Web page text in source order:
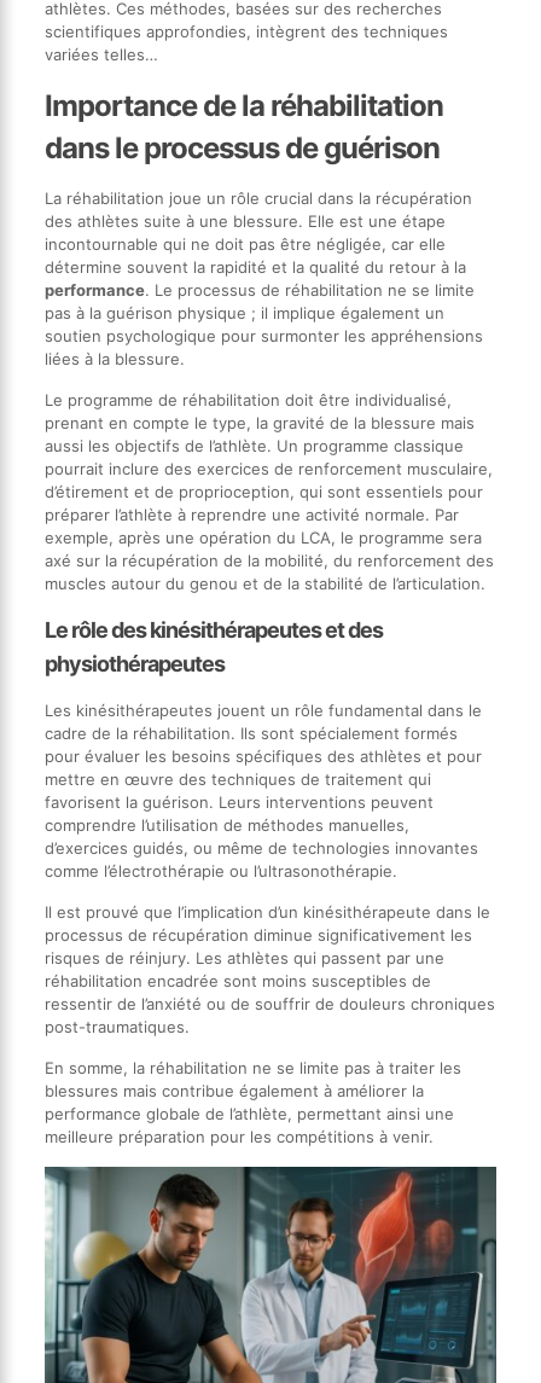
athlètes. Ces méthodes, basées sur des recherches
scientifiques approfondies, intègrent des techniques
variées telles…
Importance de la réhabilitation
dans le processus de guérison
La réhabilitation joue un rôle crucial dans la récupération
des athlètes suite à une blessure. Elle est une étape
incontournable qui ne doit pas être négligée, car elle
détermine souvent la rapidité et la qualité du retour à la
performance. Le processus de réhabilitation ne se limite
pas à la guérison physique ; il implique également un
soutien psychologique pour surmonter les appréhensions
liées à la blessure.
Le programme de réhabilitation doit être individualisé,
prenant en compte le type, la gravité de la blessure mais
aussi les objectifs de l’athlète. Un programme classique
pourrait inclure des exercices de renforcement musculaire,
d’étirement et de proprioception, qui sont essentiels pour
préparer l’athlète à reprendre une activité normale. Par
exemple, après une opération du LCA, le programme sera
axé sur la récupération de la mobilité, du renforcement des
muscles autour du genou et de la stabilité de l’articulation.
Le rôle des kinésithérapeutes et des
physiothérapeutes
Les kinésithérapeutes jouent un rôle fundamental dans le
cadre de la réhabilitation. Ils sont spécialement formés
pour évaluer les besoins spécifiques des athlètes et pour
mettre en œuvre des techniques de traitement qui
favorisent la guérison. Leurs interventions peuvent
comprendre l’utilisation de méthodes manuelles,
d’exercices guidés, ou même de technologies innovantes
comme l’électrothérapie ou l’ultrasonothérapie.
Il est prouvé que l’implication d’un kinésithérapeute dans le
processus de récupération diminue significativement les
risques de réinjury. Les athlètes qui passent par une
réhabilitation encadrée sont moins susceptibles de
ressentir de l’anxiété ou de souffrir de douleurs chroniques
post-traumatiques.
En somme, la réhabilitation ne se limite pas à traiter les
blessures mais contribue également à améliorer la
performance globale de l’athlète, permettant ainsi une
meilleure préparation pour les compétitions à venir.